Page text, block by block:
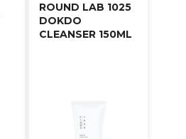
ROUND LAB 1025
DOKDO
CLEANSER 150ML